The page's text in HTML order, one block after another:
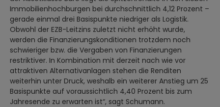
Immobilienhochburgen bei durchschnittlich 4,12 Prozent –
gerade einmal drei Basispunkte niedriger als Logistik.
Obwohl der EZB-Leitzins zuletzt nicht erhöht wurde,
werden die Finanzierungskonditionen trotzdem noch
schwieriger bzw. die Vergaben von Finanzierungen
restriktiver. In Kombination mit derzeit nach wie vor
attraktiven Alternativanlagen stehen die Renditen
weiterhin unter Druck, weshalb ein weiterer Anstieg um 25
Basispunkte auf voraussichtlich 4,40 Prozent bis zum
Jahresende zu erwarten ist“, sagt Schumann.